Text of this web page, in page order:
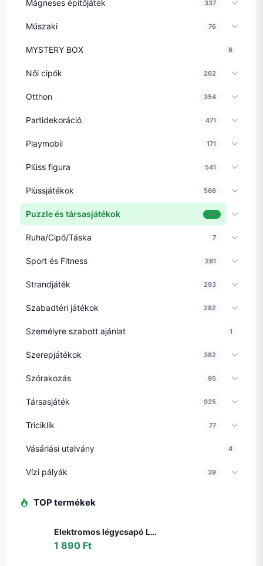
Mágneses építőjáték 337
Műszaki 76
MYSTERY BOX 6
Női cipők 262
Otthon 354
Partidekoráció 471
Playmobil 171
Plüss figura 541
Plüssjátékok 566
Puzzle és társasjátékok 83
Ruha/Cipő/Táska 7
Sport és Fitness 281
Strandjáték 293
Szabadtéri játékok 282
Személyre szabott ajánlat 1
Szerepjátékok 382
Szórakozás 95
Társasjáték 925
Triciklik 77
Vásárlási utalvány 4
Vízi pályák 39
TOP termékek
Elektromos légycsapó LED lámpával - legyek, szúnyogok és más rovarok ellen - elemes (BBKM) (BBD)
1 890 Ft